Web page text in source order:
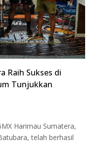
Raih Sukses di
Tunjukkan
Harimau Sumatera,
telah berhasil